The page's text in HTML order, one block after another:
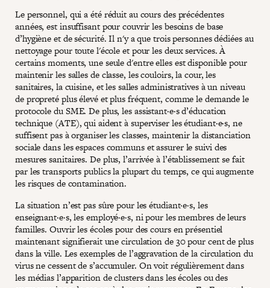
Le personnel, qui a été réduit au cours des précédentes
années, est insuffisant pour couvrir les besoins de base
d’hygiène et de sécurité. Il n'y a que trois personnes dédiées au
nettoyage pour toute l'école et pour les deux services. À
certains moments, une seule d'entre elles est disponible pour
maintenir les salles de classe, les couloirs, la cour, les
sanitaires, la cuisine, et les salles administratives à un niveau
de propreté plus élevé et plus fréquent, comme le demande le
protocole du SME. De plus, les assistant·e·s d’éducation
technique (ATE), qui aident à superviser les étudiant·e·s, ne
suffisent pas à organiser les classes, maintenir la distanciation
sociale dans les espaces communs et assurer le suivi des
mesures sanitaires. De plus, l’arrivée à l’établissement se fait
par les transports publics la plupart du temps, ce qui augmente
les risques de contamination.
La situation n’est pas sûre pour les étudiant·e·s, les
enseignant·e·s, les employé·e·s, ni pour les membres de leurs
familles. Ouvrir les écoles pour des cours en présentiel
maintenant signifierait une circulation de 30 pour cent de plus
dans la ville. Les exemples de l’aggravation de la circulation du
virus ne cessent de s’accumuler. On voit régulièrement dans
les médias l’apparition de clusters dans les écoles ou des